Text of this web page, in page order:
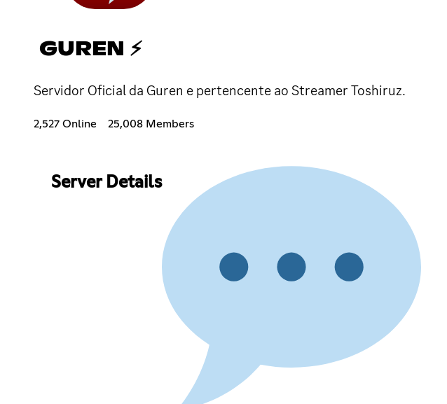
GUREN ⚡
Servidor Oficial da Guren e pertencente ao Streamer Toshiruz.
2,527 Online 25,008 Members
Server Details